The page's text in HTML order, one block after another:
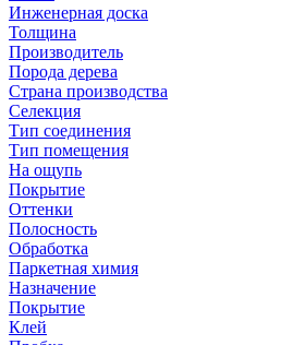
Инженерная доска
Толщина
Производитель
Порода дерева
Страна производства
Селекция
Тип соединения
Тип помещения
На ощупь
Покрытие
Оттенки
Полосность
Обработка
Паркетная химия
Назначение
Покрытие
Клей